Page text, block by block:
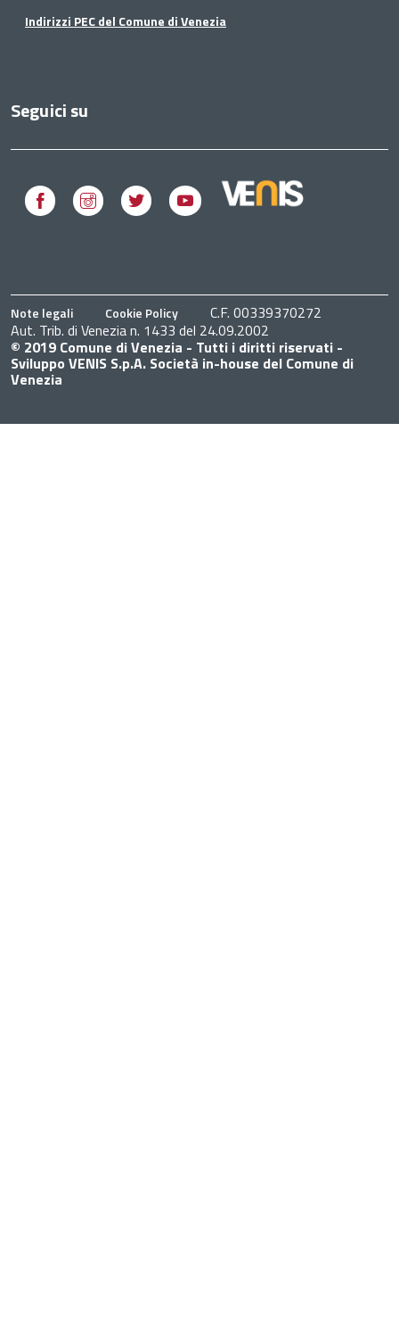
Indirizzi PEC del Comune di Venezia
Seguici su
Facebook Instagram Twitter Youtube
Note legali Cookie Policy
C.F. 00339370272
Aut. Trib. di Venezia n. 1433 del 24.09.2002
© 2019 Comune di Venezia - Tutti i diritti riservati -
Sviluppo VENIS S.p.A. Società in-house del Comune di
Venezia